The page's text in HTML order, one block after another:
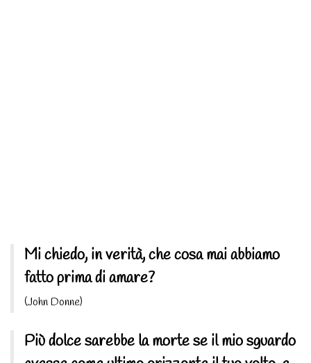
Mi chiedo, in verità, che cosa mai abbiamo
fatto prima di amare?
(John Donne)
Più dolce sarebbe la morte se il mio sguardo